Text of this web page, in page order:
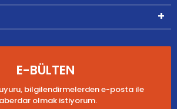
E-BÜLTEN
bilgilendirmelerden e-posta ile
olmak istiyorum.